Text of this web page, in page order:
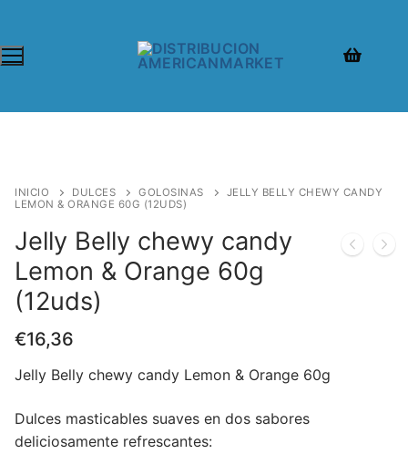
INICIO DULCES GOLOSINAS
JELLY BELLY CHEWY CANDY
LEMON & ORANGE 60G (12UDS)
Jelly Belly chewy candy
Lemon & Orange 60g
(12uds)
€16,36
Jelly Belly chewy candy Lemon & Orange 60g
Dulces masticables suaves en dos sabores
deliciosamente refrescantes: